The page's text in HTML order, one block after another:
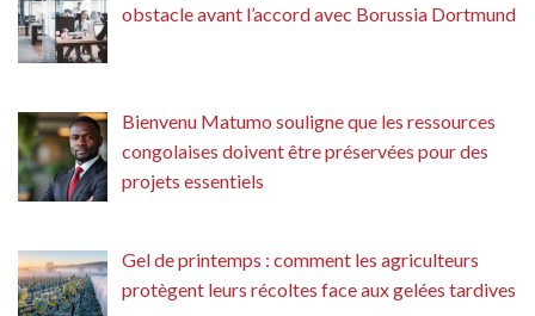
obstacle avant l’accord avec Borussia Dortmund
Bienvenu Matumo souligne que les ressources
congolaises doivent être préservées pour des
projets essentiels
Gel de printemps : comment les agriculteurs
protègent leurs récoltes face aux gelées tardives